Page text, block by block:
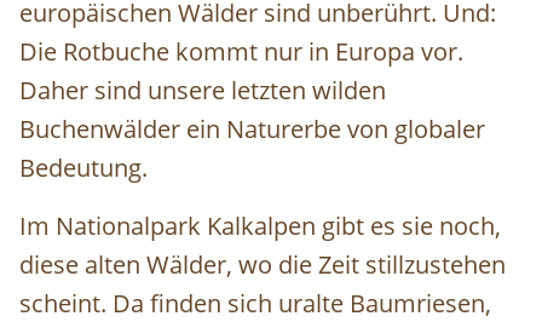
europäischen Wälder sind unberührt. Und:
Die Rotbuche kommt nur in Europa vor.
Daher sind unsere letzten wilden
Buchenwälder ein Naturerbe von globaler
Bedeutung.
Im Nationalpark Kalkalpen gibt es sie noch,
diese alten Wälder, wo die Zeit stillzustehen
scheint. Da finden sich uralte Baumriesen,